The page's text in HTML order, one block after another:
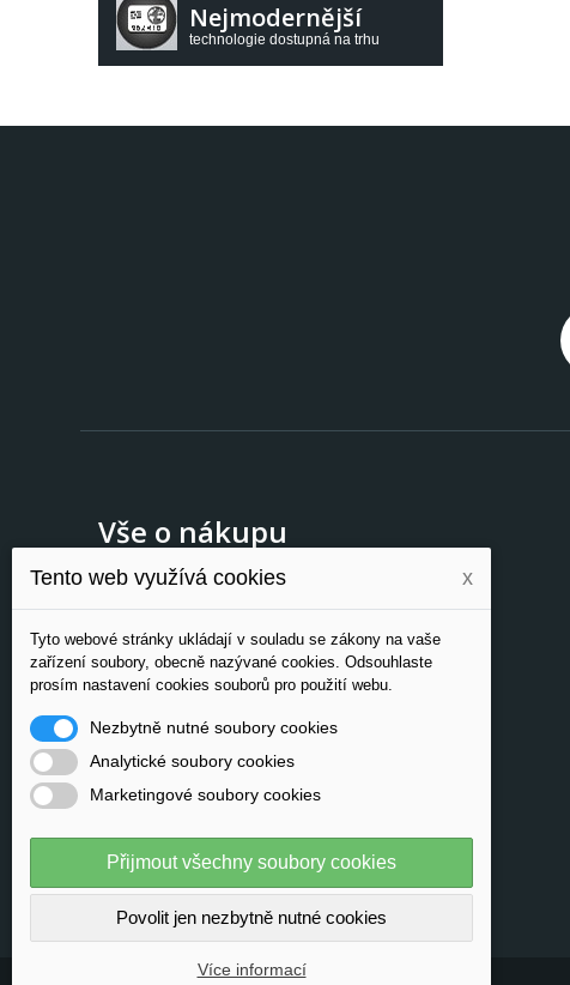
Nejmodernější
technologie dostupná na trhu
Vše o nákupu
Novinky
Kontakty
Reklamační řád
Obchodní podmínky
Doprava a platba
Registrace
Tento web využívá cookies x
Tyto webové stránky ukládají v souladu se zákony na vaše
zařízení soubory, obecně nazývané cookies. Odsouhlaste
prosím nastavení cookies souborů pro použití webu.
Nezbytně nutné soubory cookies
Analytické soubory cookies
Marketingové soubory cookies
Přijmout všechny soubory cookies
Povolit jen nezbytně nutné cookies
Více informací